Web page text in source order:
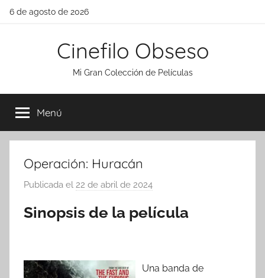
Saltar
6 de agosto de 2026
Cinefilo Obseso
Mi Gran Colección de Películas
Menú
Operación: Huracán
Publicada el 22 de abril de 2024
r
Sinopsis de la película
Una banda de